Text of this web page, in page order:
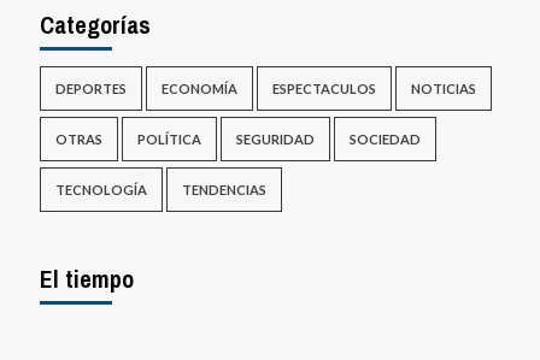
Categorías
DEPORTES ECONOMÍA ESPECTACULOS NOTICIAS
OTRAS POLÍTICA SEGURIDAD SOCIEDAD
TECNOLOGÍA TENDENCIAS
El tiempo